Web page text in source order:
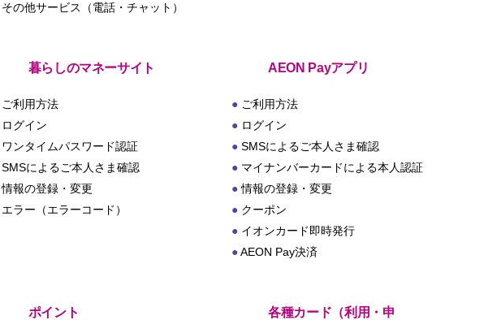
その他サービス（電話・チャット）
暮らしのマネーサイト
ご利用方法
ログイン
ワンタイムパスワード認証
SMSによるご本人さま確認
情報の登録・変更
エラー（エラーコード）
AEON Payアプリ
ご利用方法
ログイン
SMSによるご本人さま確認
マイナンバーカードによる本人認証
情報の登録・変更
クーポン
イオンカード即時発行
AEON Pay決済
ポイント
各種カード（利用・申